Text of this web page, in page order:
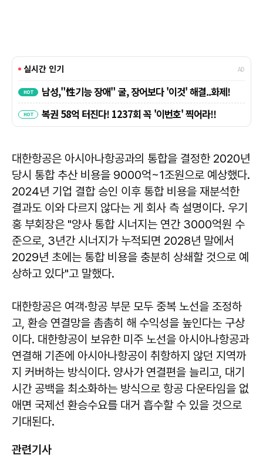
대한항공은 아시아나항공과의 통합을 결정한 2020년
당시 통합 추산 비용을 9000억~1조원으로 예상했다.
2024년 기업 결합 승인 이후 통합 비용을 재분석한
결과도 이와 다르지 않다는 게 회사 측 설명이다. 우기
홍 부회장은 "양사 통합 시너지는 연간 3000억원 수
준으로, 3년간 시너지가 누적되면 2028년 말에서
2029년 초에는 통합 비용을 충분히 상쇄할 것으로 예
상하고 있다"고 말했다.
대한항공은 여객·항공 부문 모두 중복 노선을 조정하
고, 환승 연결망을 촘촘히 해 수익성을 높인다는 구상
이다. 대한항공이 보유한 미주 노선을 아시아나항공과
연결해 기존에 아시아나항공이 취항하지 않던 지역까
지 커버하는 방식이다. 양사가 연결편을 늘리고, 대기
시간 공백을 최소화하는 방식으로 항공 다운타임을 없
애면 국제선 환승수요를 대거 흡수할 수 있을 것으로
기대된다.
관련기사